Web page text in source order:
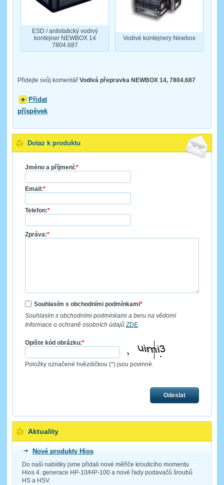
ESD / antistatický vodivý
kontejner NEWBOX 14
7804.687
Vodivé kontejnery Newbox
Přidejte svůj komentář Vodivá přepravka NEWBOX 14, 7804.687
Přidat
příspěvek
Dotaz k produktu
Jméno a příjmení:*
Email:*
Telefon:*
Zpráva:*
Souhlasím s obchodními podmínkami*
Souhlasím s obchodními podmínkami a beru na vědomí
Informace o ochraně osobních údajůZDE.
Opište kód obrázku:*
Položky označené hvězdičkou (*) jsou povinné.
Odeslat
Aktuality
Nové produkty Hios
Do naší nabídky jsme přidali nové měřiče krouticího momentu
Hios 4. generace HP-10/HP-100 a nové řady podavačů šroubů
HS a HSV.